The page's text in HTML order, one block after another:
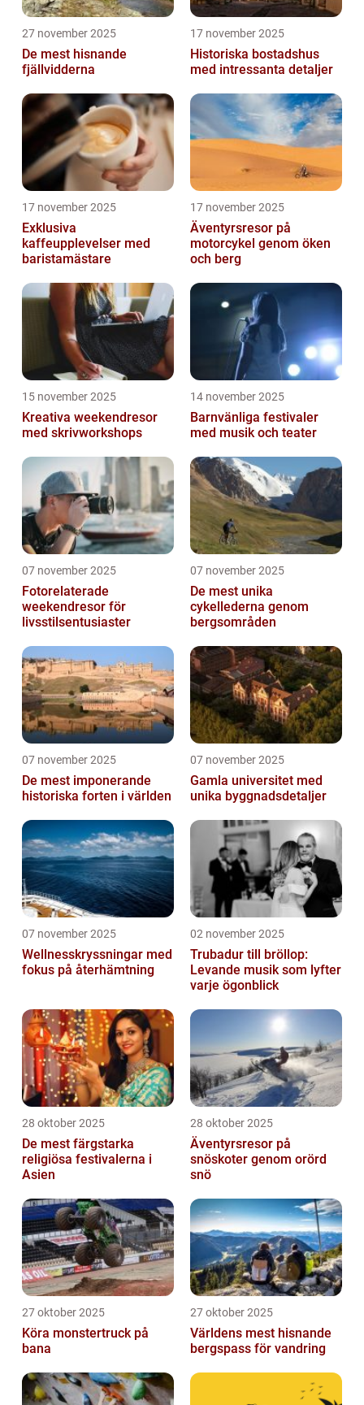
27 november 2025
De mest hisnande
fjällvidderna
17 november 2025
Historiska bostadshus
med intressanta detaljer
17 november 2025
Exklusiva
kaffeupplevelser med
baristamästare
17 november 2025
Äventyrsresor på
motorcykel genom öken
och berg
15 november 2025
Kreativa weekendresor
med skrivworkshops
14 november 2025
Barnvänliga festivaler
med musik och teater
07 november 2025
Fotorelaterade
weekendresor för
livsstilsentusiaster
07 november 2025
De mest unika
cykellederna genom
bergsområden
07 november 2025
De mest imponerande
historiska forten i världen
07 november 2025
Gamla universitet med
unika byggnadsdetaljer
07 november 2025
Wellnesskryssningar med
fokus på återhämtning
02 november 2025
Trubadur till bröllop:
Levande musik som lyfter
varje ögonblick
28 oktober 2025
De mest färgstarka
religiösa festivalerna i
Asien
28 oktober 2025
Äventyrsresor på
snöskoter genom orörd
snö
27 oktober 2025
Köra monstertruck på
bana
27 oktober 2025
Världens mest hisnande
bergspass för vandring